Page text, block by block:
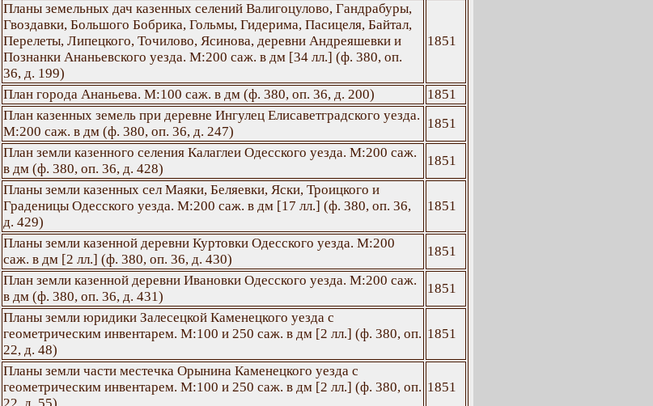
Планы земельных дач казенных селений Валигоцулово, Гандрабуры,
Гвоздавки, Большого Бобрика, Гольмы, Гидерима, Пасицеля, Байтал,
Перелеты, Липецкого, Точилово, Ясинова, деревни Андреяшевки и
Познанки Ананьевского уезда. М:200 саж. в дм [34 лл.] (ф. 380, оп.
36, д. 199)
1851
План города Ананьева. М:100 саж. в дм (ф. 380, оп. 36, д. 200)
1851
План казенных земель при деревне Ингулец Елисаветградского уезда.
М:200 саж. в дм (ф. 380, оп. 36, д. 247)
1851
План земли казенного селения Калаглеи Одесского уезда. М:200 саж.
в дм (ф. 380, оп. 36, д. 428)
1851
Планы земли казенных сел Маяки, Беляевки, Яски, Троицкого и
Граденицы Одесского уезда. М:200 саж. в дм [17 лл.] (ф. 380, оп. 36,
д. 429)
1851
Планы земли казенной деревни Куртовки Одесского уезда. М:200
саж. в дм [2 лл.] (ф. 380, оп. 36, д. 430)
1851
План земли казенной деревни Ивановки Одесского уезда. М:200 саж.
в дм (ф. 380, оп. 36, д. 431)
1851
Планы земли юридики Залесецкой Каменецкого уезда с
геометрическим инвентарем. М:100 и 250 саж. в дм [2 лл.] (ф. 380, оп.
22, д. 48)
1851
Планы земли части местечка Орынина Каменецкого уезда с
геометрическим инвентарем. М:100 и 250 саж. в дм [2 лл.] (ф. 380, оп. 1851